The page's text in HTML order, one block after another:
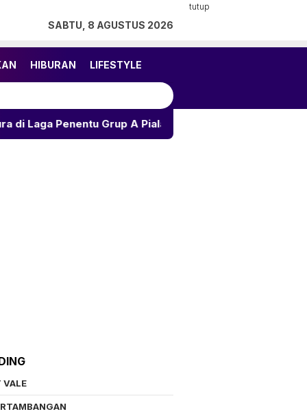
tutup
SABTU, 8 AGUSTUS 2026
HIBURAN LIFESTYLE
Grup A Piala AFF 2026
VALE